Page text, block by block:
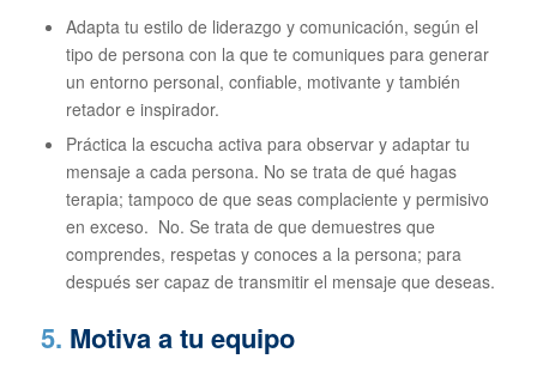
Adapta tu estilo de liderazgo y comunicación, según el
tipo de persona con la que te comuniques para generar
un entorno personal, confiable, motivante y también
retador e inspirador.
Práctica la escucha activa para observar y adaptar tu
mensaje a cada persona. No se trata de qué hagas
terapia; tampoco de que seas complaciente y permisivo
en exceso. No. Se trata de que demuestres que
comprendes, respetas y conoces a la persona; para
después ser capaz de transmitir el mensaje que deseas.
5. Motiva a tu equipo